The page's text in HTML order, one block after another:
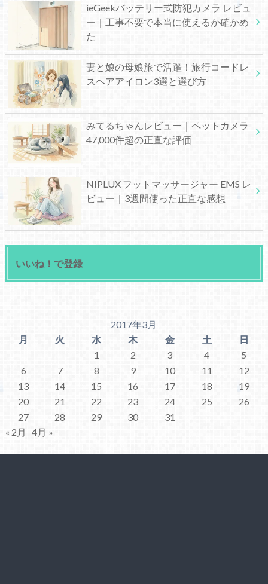
ieGeekバッテリー式防犯カメラ レビュ
ー｜工事不要で本当に使えるか確かめ
た
妻と娘の母娘旅で活躍！旅行コードレ
スヘアアイロン3選と選び方
みてるちゃんレビュー｜ペットカメラ
47,000件超の正直な評価
NIPLUX フットマッサージャー EMS レ
ビュー｜3週間使った正直な感想
いいね！で登録
2017年3月
月
火 水 木 金 土
日
1
2 3 4
5
6
7 8 9 10 11
12
13
14 15 16 17 18
19
20
21 22 23 24 25
26
27
28 29 30
31
« 2月
4月 »